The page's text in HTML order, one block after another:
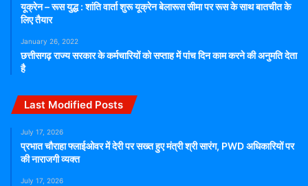
यूक्रेन – रूस युद्ध : शांति वार्ता शुरू यूक्रेन बेलारूस सीमा पर रूस के साथ बातचीत के
लिए तैयार
January 26, 2022
छत्तीसगढ़ राज्य सरकार के कर्मचारियों को सप्ताह में पांच दिन काम करने की अनुमति देता
है
Last Modified Posts
July 17, 2026
प्रभात चौराहा फ्लाईओवर में देरी पर सख्त हुए मंत्री श्री सारंग, PWD अधिकारियों पर
की नाराजगी व्यक्त
July 17, 2026